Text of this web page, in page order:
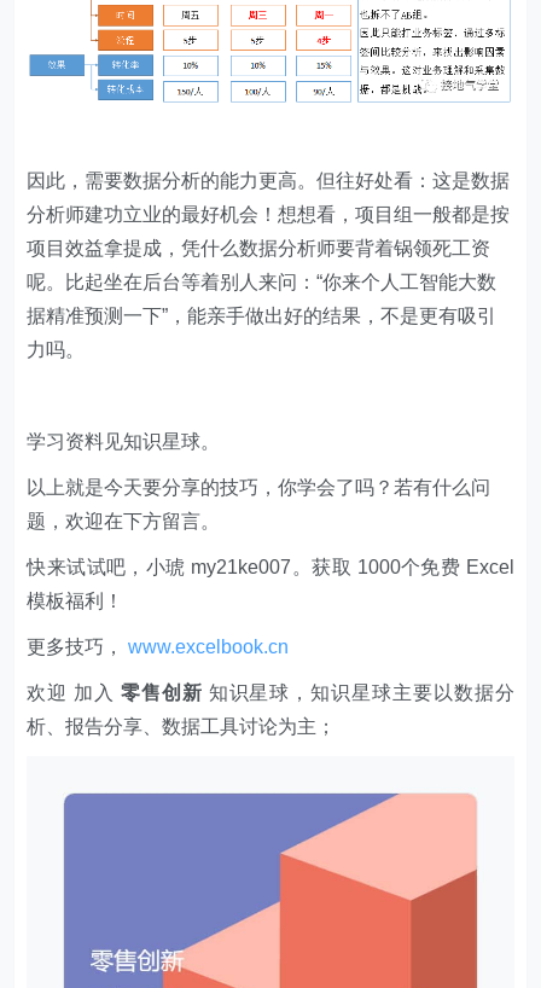
因此，需要数据分析的能力更高。但往好处看：这是数据
分析师建功立业的最好机会！想想看，项目组一般都是按
项目效益拿提成，凭什么数据分析师要背着锅领死工资
呢。比起坐在后台等着别人来问：“你来个人工智能大数
据精准预测一下”，能亲手做出好的结果，不是更有吸引
力吗。
学习资料见知识星球。
以上就是今天要分享的技巧，你学会了吗？若有什么问
题，欢迎在下方留言。
快来试试吧，小琥 my21ke007。获取 1000个免费 Excel
模板福利​​​​！
更多技巧，www.excelbook.cn
欢迎 加入 零售创新 知识星球，知识星球主要以数据分
析、报告分享、数据工具讨论为主；